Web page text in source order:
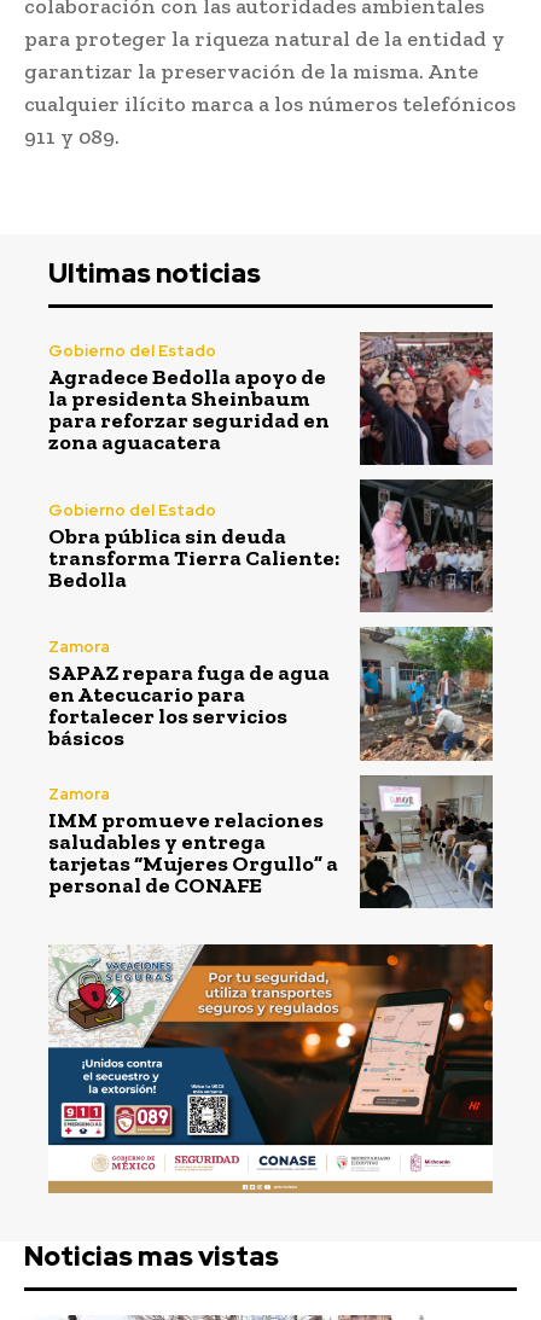
colaboración con las autoridades ambientales
para proteger la riqueza natural de la entidad y
garantizar la preservación de la misma. Ante
cualquier ilícito marca a los números telefónicos
911 y 089.
Ultimas noticias
Gobierno del Estado
Agradece Bedolla apoyo de
la presidenta Sheinbaum
para reforzar seguridad en
zona aguacatera
Gobierno del Estado
Obra pública sin deuda
transforma Tierra Caliente:
Bedolla
Zamora
SAPAZ repara fuga de agua
en Atecucario para
fortalecer los servicios
básicos
Zamora
IMM promueve relaciones
saludables y entrega
tarjetas “Mujeres Orgullo” a
personal de CONAFE
Noticias mas vistas